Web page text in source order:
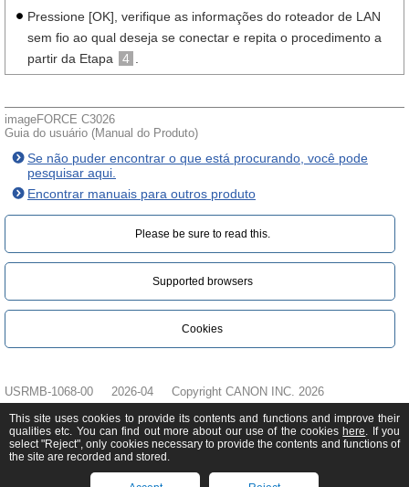
Pressione [OK], verifique as informações do roteador de LAN
sem fio ao qual deseja se conectar e repita o procedimento a
partir da Etapa
4
imageFORCE C3026
Guia do usuário (Manual do Produto)
Se não puder encontrar o que está procurando, você pode
pesquisar aqui.
Encontrar manuais para outros produto
Please be sure to read this.‎
Supported browsers
Cookies
USRMB-1068-00 2026-04 Copyright CANON INC. 2026
This site uses cookies to provide its contents and functions and improve their
qualities etc. You can find out more about our use of the cookies here. If you
select "Reject", only cookies necessary to provide the contents and functions of
the site are recorded and stored.